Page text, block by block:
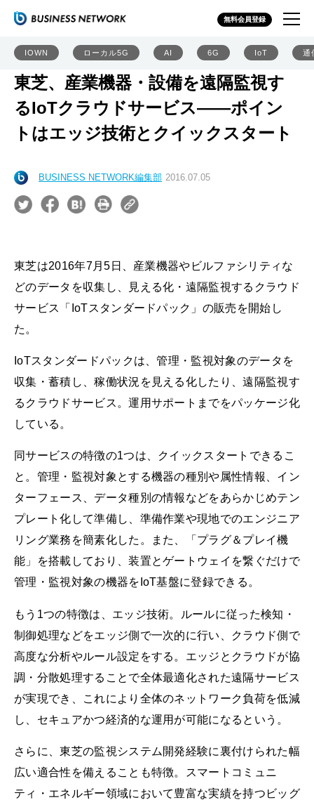
無料会員登録
IOWN ローカル5G AI 6G IoT 通
東芝、産業機器・設備を遠隔監視す
るIoTクラウドサービス――ポイン
トはエッジ技術とクイックスタート
BUSINESS NETWORK編集部 2016.07.05
東芝は2016年7月5日、産業機器やビルファシリティな
どのデータを収集し、見える化・遠隔監視するクラウド
サービス「IoTスタンダードパック」の販売を開始し
た。
IoTスタンダードパックは、管理・監視対象のデータを
収集・蓄積し、稼働状況を見える化したり、遠隔監視す
るクラウドサービス。運用サポートまでをパッケージ化
している。
同サービスの特徴の1つは、クイックスタートできるこ
と。管理・監視対象とする機器の種別や属性情報、イン
ターフェース、データ種別の情報などをあらかじめテン
プレート化して準備し、準備作業や現地でのエンジニア
リング業務を簡素化した。また、「プラグ＆プレイ機
能」を搭載しており、装置とゲートウェイを繋ぐだけで
管理・監視対象の機器をIoT基盤に登録できる。
もう1つの特徴は、エッジ技術。ルールに従った検知・
制御処理などをエッジ側で一次的に行い、クラウド側で
高度な分析やルール設定をする。エッジとクラウドが協
調・分散処理することで全体最適化された遠隔サービス
が実現でき、これにより全体のネットワーク負荷を低減
し、セキュアかつ経済的な運用が可能になるという。
さらに、東芝の監視システム開発経験に裏付けられた幅
広い適合性を備えることも特徴。スマートコミュニ
ティ・エネルギー領域において豊富な実績を持つビッグ